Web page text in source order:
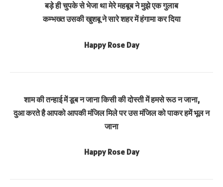
बड़े ही चुपके से भेजा था मेरे महबूब ने मुझे एक गुलाब
कम्भख्त उसकी खुशबू ने सारे शहर में हंगामा कर दिया
Happy Rose Day
शाम की तन्हाई में डूब न जाना किसी की दोस्ती में हमसे रूठ न जाना,
दुआ करते है आपको आपकी मंजिल मिले पर उस मंजिल को पाकर हमें भूल न
जाना
Happy Rose Day